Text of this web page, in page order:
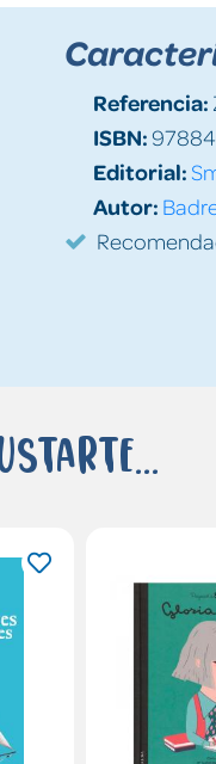
Referencia:
ISBN:
Editorial:
Autor: